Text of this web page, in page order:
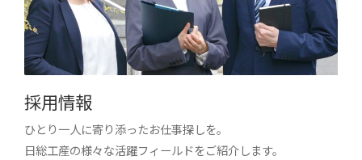
採用情報
ひとり一人に寄り添ったお仕事探しを。
日総工産の様々な活躍フィールドをご紹介します。